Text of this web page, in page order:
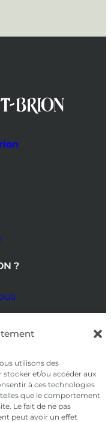
utilisons des
stocker et/ou accéder aux
à ces technologies
que le comportement
Le fait de ne pas
peut avoir un effet
?